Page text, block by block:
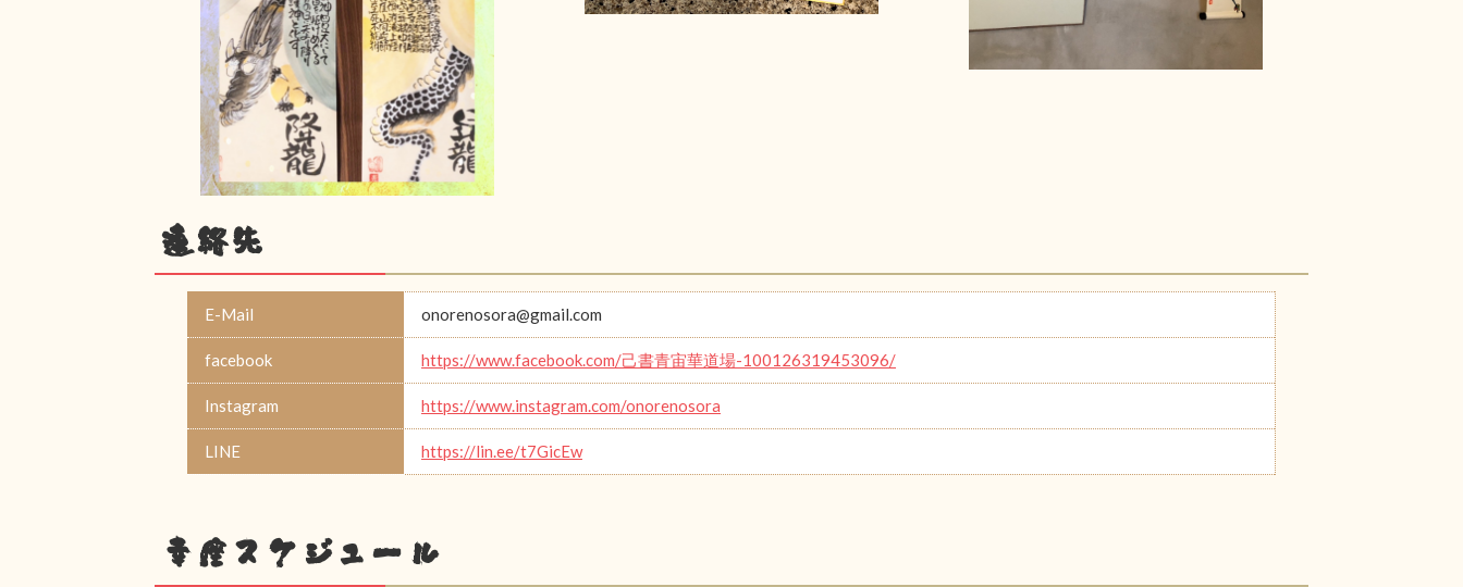
連絡先
E-Mail onorenosora@gmail.com
facebook https://www.facebook.com/己書青宙華道場-100126319453096/
Instagram https://www.instagram.com/onorenosora
LINE https://lin.ee/t7GicEw
幸座スケジュール